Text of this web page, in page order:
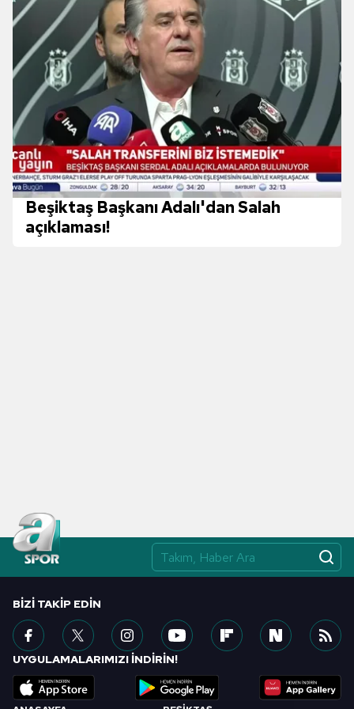
kılınması ve kişiselleştirilmesi ve sizlere yönelik
reklam/pazarlama faaliyetlerinin yapılması, amaçlarıyla
sınırlı olarak açık rızanız dahilinde kullanılacaktır.
Çerezlere ilişkin tercihlerinizi aşağıda yer alan panel
vasıtasıyla belirleyebilirsiniz. Çerezlere ilişkin detaylı bilgi
için Ayarlar butonuna tıklayabilir,Çerez Bilgilendirme
Metnimiziziyaret edebilirsiniz.
6698 sayılı Kişisel Verilerin Korunması Kanunu uyarınca
hazırlanmış Aydınlatma Metnimizi okumak ve sitemizde
ilgili mevzuata uygun olarak kullanılan çerezlerle ilgili bilgi
almak için lütfen
Beşiktaş Başkanı Adalı'dan Salah
açıklaması!
BIZI TAKIP EDIN
UYGULAMALARIMIZI İNDİRİN!